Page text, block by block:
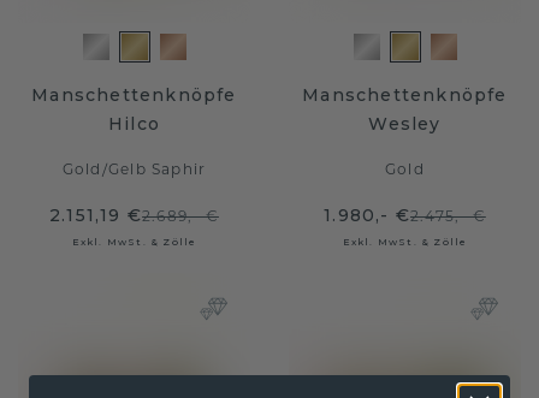
Manschettenknöpfe
Hilco
Gold /Gelb Saphir
2.151,19 €2.689,- €
Exkl. MwSt. & Zölle
Manschettenknöpfe
Wesley
Gold
1.980,- €2.475,- €
Exkl. MwSt. & Zölle